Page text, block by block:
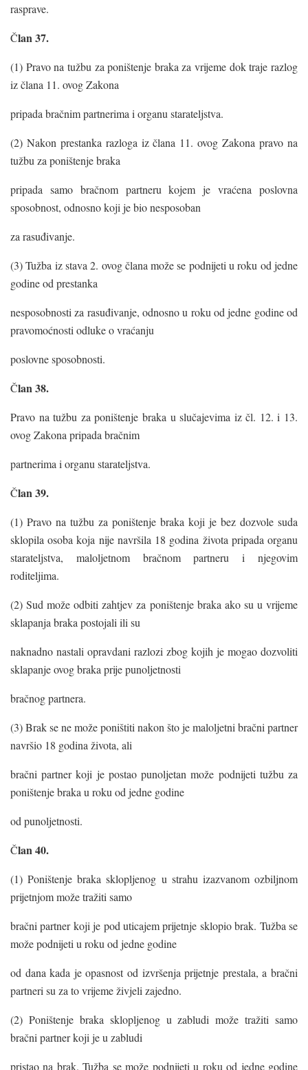
rasprave.
Član 37.
(1) Pravo na tužbu za poništenje braka za vrijeme dok traje razlog
iz člana 11. ovog Zakona
pripada bračnim partnerima i organu starateljstva.
(2) Nakon prestanka razloga iz člana 11. ovog Zakona pravo na
tužbu za poništenje braka
pripada samo bračnom partneru kojem je vraćena poslovna
sposobnost, odnosno koji je bio nesposoban
za rasuđivanje.
(3) Tužba iz stava 2. ovog člana može se podnijeti u roku od jedne
godine od prestanka
nesposobnosti za rasuđivanje, odnosno u roku od jedne godine od
pravomoćnosti odluke o vraćanju
poslovne sposobnosti.
Član38.
Pravo na tužbu za poništenje braka u slučajevima iz čl. 12. i 13.
ovog Zakona pripada bračnim
partnerima i organu starateljstva.
Član 39.
(1) Pravo na tužbu za poništenje braka koji je bez dozvole suda
sklopila osoba koja nije navršila 18 godina života pripada organu
starateljstva, maloljetnom bračnom partneru i njegovim
roditeljima.
(2) Sud može odbiti zahtjev za poništenje braka ako su u vrijeme
sklapanja braka postojali ili su
naknadno nastali opravdani razlozi zbog kojih je mogao dozvoliti
sklapanje ovog braka prije punoljetnosti
bračnog partnera.
(3) Brak se ne može poništiti nakon što je maloljetni bračni partner
navršio 18 godina života, ali
bračni partner koji je postao punoljetan može podnijeti tužbu za
poništenje braka u roku od jedne godine
od punoljetnosti.
Član 40.
(1) Poništenje braka sklopljenog u strahu izazvanom ozbiljnom
prijetnjom može tražiti samo
bračni partner koji je pod uticajem prijetnje sklopio brak. Tužba se
može podnijeti u roku od jedne godine
od dana kada je opasnost od izvršenja prijetnje prestala, a bračni
partneri su za to vrijeme živjeli zajedno.
(2) Poništenje braka sklopljenog u zabludi može tražiti samo
bračni partner koji je u zabludi
pristao na brak. Tužba se može podnijeti u roku od jedne godine